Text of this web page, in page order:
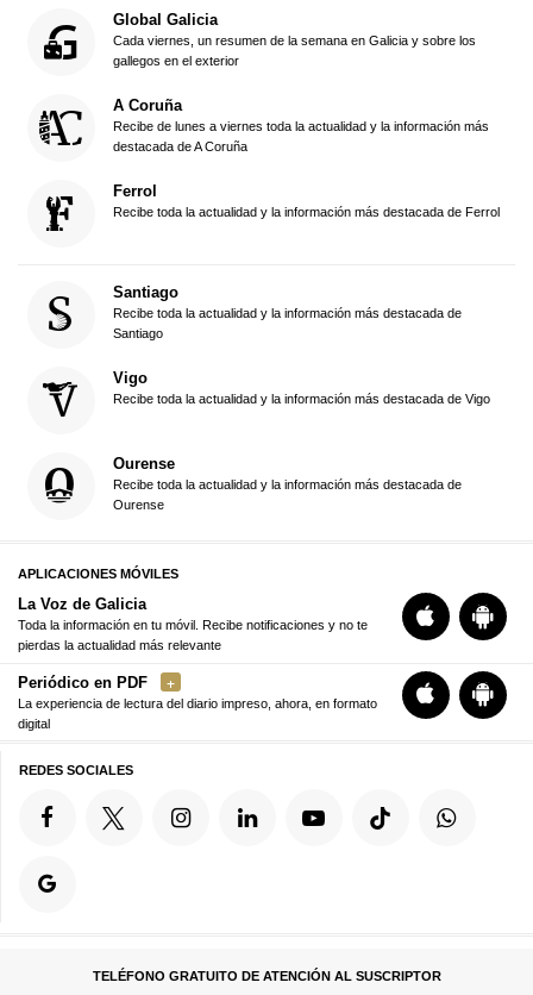
Global Galicia
Cada viernes, un resumen de la semana en Galicia y sobre los
gallegos en el exterior
A Coruña
Recibe de lunes a viernes toda la actualidad y la información más
destacada de A Coruña
Ferrol
Recibe toda la actualidad y la información más destacada de Ferrol
Santiago
Recibe toda la actualidad y la información más destacada de
Santiago
Vigo
Recibe toda la actualidad y la información más destacada de Vigo
Ourense
Recibe toda la actualidad y la información más destacada de
Ourense
APLICACIONES MÓVILES
La Voz de Galicia
Toda la información en tu móvil. Recibe notificaciones y no te
pierdas la actualidad más relevante
Periódico en PDF
La experiencia de lectura del diario impreso, ahora, en formato
digital
REDES SOCIALES
TELÉFONO GRATUITO DE ATENCIÓN AL SUSCRIPTOR